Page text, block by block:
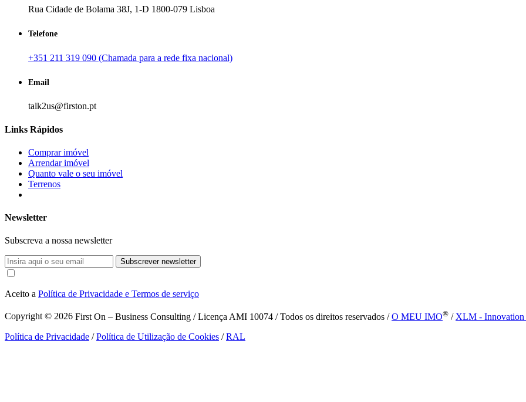
Rua Cidade de Bolama 38J, 1-D 1800-079 Lisboa
Telefone
+351 211 319 090 (Chamada para a rede fixa nacional)
Email
talk2us@firston.pt
Links Rápidos
Comprar imóvel
Arrendar imóvel
Quanto vale o seu imóvel
Terrenos
Newsletter
Subscreva a nossa newsletter
Subscrever newsletter
Aceito a Política de Privacidade e Termos de serviço
Copyright © 2026 First On – Business Consulting / Licença AMI 10074 / Todos os direitos reservados /O MEU IMO® / XLM -
Política de Privacidade /Política de Utilização de Cookies /RAL